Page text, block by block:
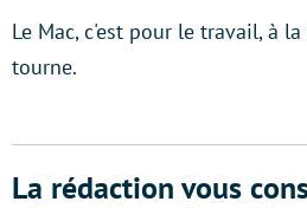
Le Mac, c'est pour le travail, à
tourne.
La rédaction vous